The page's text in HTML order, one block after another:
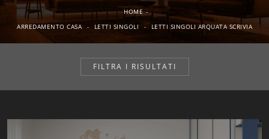
HOME -
ARREDAMENTO CASA
- LETTI SINGOLI - LETTI SINGOLI ARQUATA SCRIVIA
FILTRA I RISULTATI